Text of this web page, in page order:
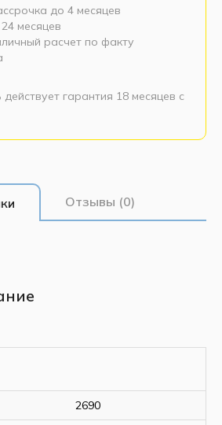
до 4 месяцев
месяцев
расчет по факту
гарантия 18 месяцев с
Отзывы (0)
2690